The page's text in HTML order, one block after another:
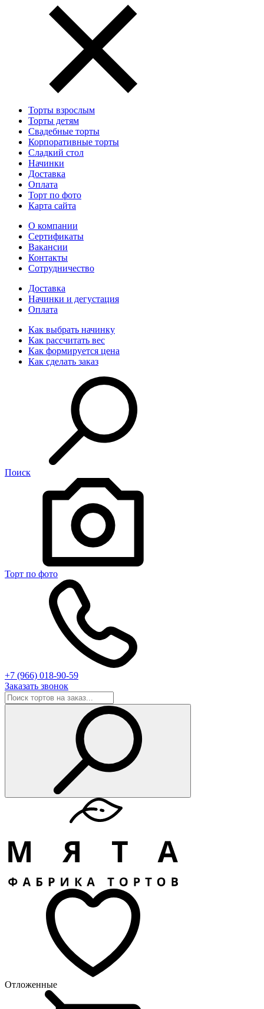
Торты взрослым
Торты детям
Свадебные торты
Корпоративные торты
Сладкий стол
Начинки
Доставка
Оплата
Торт по фото
Карта сайта
О компании
Сертификаты
Вакансии
Контакты
Сотрудничество
Доставка
Начинки и дегустация
Оплата
Как выбрать начинку
Как рассчитать вес
Как формируется цена
Как сделать заказ
Поиск
Торт по фото
+7 (966) 018-90-59
Заказать звонок
Отложенные